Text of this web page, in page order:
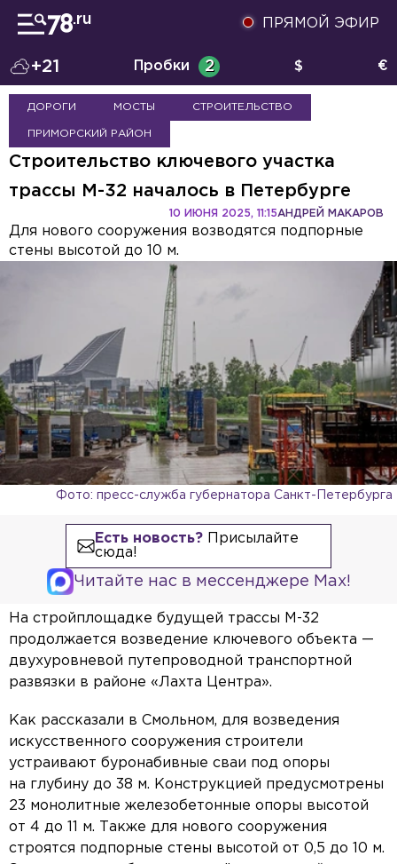
ПРЯМОЙ ЭФИР
+21 Пробки 2 $ €
ДОРОГИ МОСТЫ СТРОИТЕЛЬСТВО
ПРИМОРСКИЙ РАЙОН
Строительство ключевого участка
трассы М-32 началось в Петербурге
АНДРЕЙ МАКАРОВ
10 ИЮНЯ 2025, 11:15
Для нового сооружения возводятся подпорные
стены высотой до 10 м.
Фото: пресс-служба губернатора Санкт-Петербурга
Есть новость?Присылайте
сюда!
Читайте нас в мессенджере Max!
На стройплощадке будущей трассы М-32
продолжается возведение ключевого объекта —
двухуровневой путепроводной транспортной
развязки в районе «Лахта Центра».
Как рассказали в Смольном, для возведения
искусственного сооружения строители
устраивают буронабивные сваи под опоры
на глубину до 38 м. Конструкцией предусмотрены
23 монолитные железобетонные опоры высотой
от 4 до 11 м. Также для нового сооружения
строятся подпорные стены высотой от 0,5 до 10 м.